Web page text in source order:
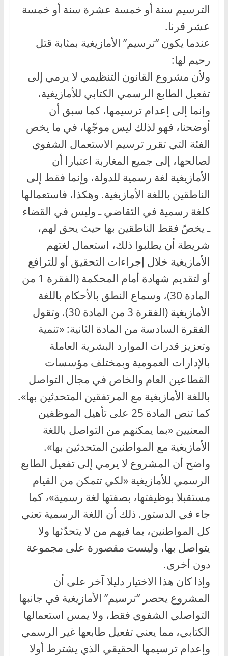
الترسيم سنة أو خمسة عشرة سنة أو خمسة
عشر قرنا.
عندما يكون “ترسيم” الأمازيغية بمثابة قتل
رحيم لها:
ولأن مشروع القانون التنظيمي لا يرمي إلى
تفعيل الطابع الرسمي الكتابي للأمازيغية،
وإنما إلى إعدام ترسيمها، كما سبق أن
أوضحنا، فهو لذلك ليس موجّها، في ما يخص
الفئة التي تقرر ترسيم الاستعمال الشفوي
لصالحها، إلى جميع المغاربة اعتبارا أن
الأمازيغية لغة رسمية للدولة، وإنما فقط إلى
الناطقين باللغة الأمازيغية. وهكذا، فاستعمالها
كلغة رسمية في التقاضي ـ وليس في القضاء
ـ يخصّ فقط الناطقين بها حيث يحق لهم،
شريطة أن يطلبوا ذلك، استعمال لغتهم
الأمازيغية خلال إجراءات التحقيق أو للترافع
أو لتقديم شهادة أمام المحكمة (الفقرة 1 من
المادة 30)، وسماع النطق بالأحكام باللغة
الأمازيغية (الفقرة 3 من المادة 30). وتقول
الفقرة السادسة من المادة الثانية: «تنمية
وتعزيز قدرات الموارد البشرية العاملة
بالإدارات العمومية وبمختلف مؤسسات
القطاعين العام والخاص في مجال التواصل
باللغة الأمازيغية مع المرتفقين المتحدثين بها».
كما تنص المادة 25 على تأهيل الموظفين
المعنيين «بما يمكنهم من التواصل باللغة
الأمازيغية مع المواطنين المتحدثين بها».
واضح أن المشروع لا يرمي إلى تفعيل الطابع
الرسمي للأمازيغية «لكي تتمكن من القيام
مستقبلا بوظيفتها، بصفتها لغة رسمية»، كما
جاء في الدستور. ذلك أن اللغة الرسمية تعني
كل المواطنين، بما فيهم من لا يتحدّثها ولا
يتواصل بها، وليست مقصورة على مجموعة
دون أخرى.
وإذا كان هذا الاختيار دليلا آخر على أن
المشروع يحصر “ترسيم” الأمازيغية في جانبها
التواصلي الشفوي فقط، ولا يمس استعمالها
الكتابي، مما يعني تفعيل طابعها غير الرسمي
وإعدام ترسيمها الحقيقي الذي يشترط أولا